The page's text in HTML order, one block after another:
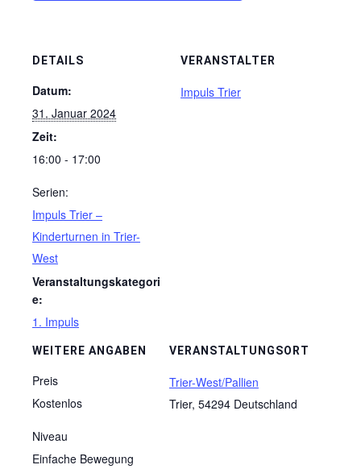
DETAILS
Datum:
31. Januar 2024
Zeit:
16:00 - 17:00
Serien:
Impuls Trier –
Kinderturnen in Trier-
West
Veranstaltungskategori
e:
1. Impuls
VERANSTALTUNGSORT
Trier-West/Pallien
Trier, 54294 Deutschland
VERANSTALTER
Impuls Trier
WEITERE ANGABEN
Preis
Kostenlos
Niveau
Einfache Bewegung